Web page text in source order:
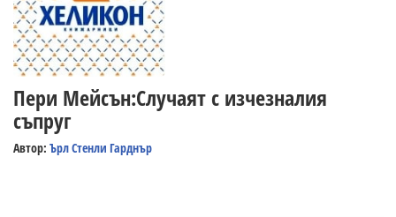
Пери Мейсън:Случаят с изчезналия
съпруг
Автор: Ърл Стенли Гарднър